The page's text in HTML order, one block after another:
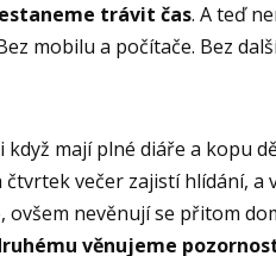
trávit čas. A teď
mobilu a počítače. Bez
když mají plné diáře a kopu
čtvrtek večer zajistí hlídání, a
nevěnují se přitom
věnujeme